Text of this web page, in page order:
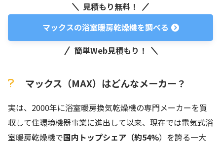
見積もり無料！
マックスの浴室暖房乾燥機を調べる
簡単Web見積もり！
マックス（MAX）はどんなメーカー？
実は、2000年に浴室暖房換気乾燥機の専門メーカーを買
収して住環境機器事業に進出して以来、現在では電気式浴
室暖房乾燥機で国内トップシェア（約54%）を誇る一大